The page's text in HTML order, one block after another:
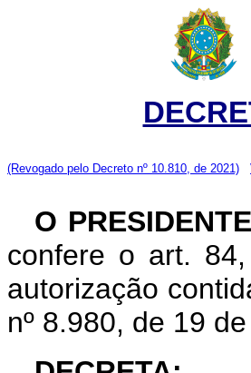
(Revogado pelo Decreto nº 10.810, de 2021)
O
confere o art.
autorização
nº 8.980, de 19